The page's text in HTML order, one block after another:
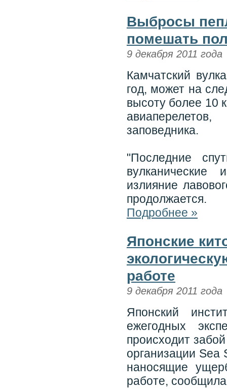
Выбросы
помешать
9 декабря 2011 года
Камчатский
год, может на
высоту более 10
заповедника.
"Последние
вулканические
излияние
продолжается.
Подробнее »
Японские
работе
9 декабря 2011 года
Японский
ежегодных
происходит
организации Sea
наносящие
работе,